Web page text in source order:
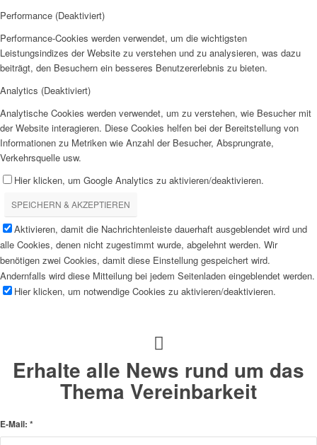
Performance (Deaktiviert)
Performance-Cookies werden verwendet, um die wichtigsten
Leistungsindizes der Website zu verstehen und zu analysieren, was dazu
beiträgt, den Besuchern ein besseres Benutzererlebnis zu bieten.
Analytics (Deaktiviert)
Analytische Cookies werden verwendet, um zu verstehen, wie Besucher mit
der Website interagieren. Diese Cookies helfen bei der Bereitstellung von
Informationen zu Metriken wie Anzahl der Besucher, Absprungrate,
Verkehrsquelle usw.
Hier klicken, um Google Analytics zu aktivieren/deaktivieren.
SPEICHERN & AKZEPTIEREN
Aktivieren, damit die Nachrichtenleiste dauerhaft ausgeblendet wird und
alle Cookies, denen nicht zugestimmt wurde, abgelehnt werden. Wir
benötigen zwei Cookies, damit diese Einstellung gespeichert wird.
Andernfalls wird diese Mitteilung bei jedem Seitenladen eingeblendet werden.
Hier klicken, um notwendige Cookies zu aktivieren/deaktivieren.
Erhalte alle News rund um das
Thema Vereinbarkeit
E-Mail: *